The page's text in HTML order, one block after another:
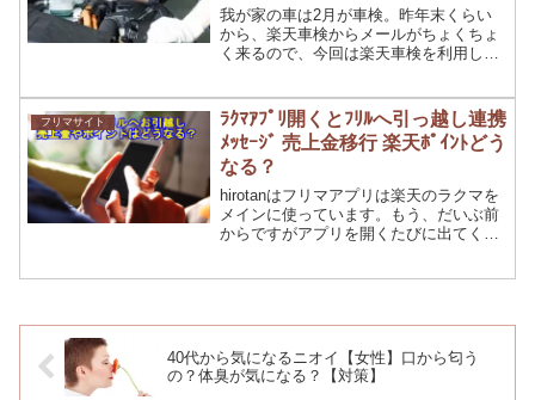
我が家の車は2月が車検。昨年末くらい
から、楽天車検からメールがちょくちょ
く来るので、今回は楽天車検を利用して
くの？気になる楽天ポイントと楽天カー
ドの利用方法、そしてどれ...
フリマサイト
ﾗｸﾏｱﾌﾟﾘ開くとﾌﾘﾙへ引っ越し連携
ﾒｯｾｰｼﾞ 売上金移行 楽天ﾎﾟｲﾝﾄどう
なる？
hirotanはフリマアプリは楽天のラクマを
メインに使っています。もう、だいぶ前
からですがアプリを開くたびに出てく
40代から気になるニオイ【女性】口から匂う
の？体臭が気になる？【対策】